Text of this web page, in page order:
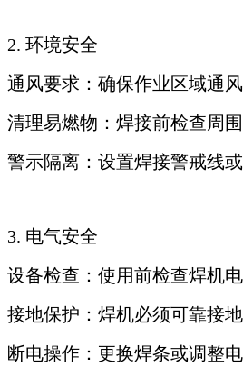
2. 环境安全
通风要求：确保作业区域通
清理易燃物：焊接前检查周
警示隔离：设置焊接警戒线
3. 电气安全
设备检查：使用前检查焊机
接地保护：焊机必须可靠接
断电操作：更换焊条或调整